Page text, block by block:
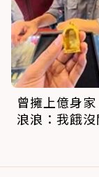
曾擁上億身
浪浪：我餓